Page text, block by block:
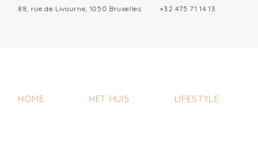
88, rue de Livourne, 1050 Bruxelles +32 475 71 14 13
HOME HET HUIS LIFESTYLE